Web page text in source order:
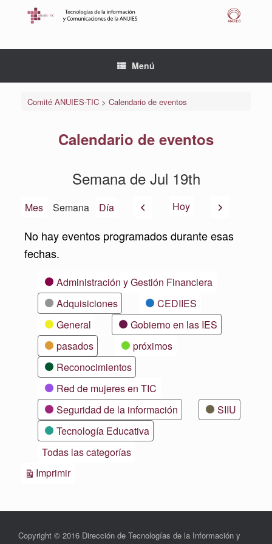
Menú
Comité ANUIES-TIC> Calendario de eventos
Calendario de eventos
Semana de Jul 19th
Mes Semana Día AnteriorHoy Siguiente
No hay eventos programados durante esas
fechas.
CategoríasAdministración y Gestión Financiera
Adquisiciones
CEDIIES
General
Gobierno en las IES
pasados
próximos
Reconocimientos
Red de mujeres en TIC
Seguridad de la información
SIIU
Tecnología Educativa
Todas las categorías
ImprimirVistas
Copyright © 2016 Dirección de Tecnologías de la Información y